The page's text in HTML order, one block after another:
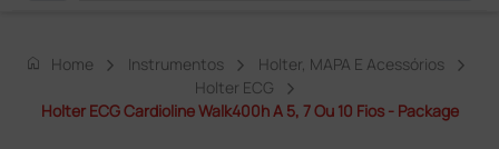
home Home Instrumentos
Holter, MAPA E Acessórios
Holter ECG
Holter ECG Cardioline Walk400h A 5, 7 Ou 10 Fios - Package